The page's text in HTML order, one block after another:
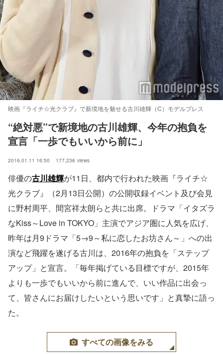
映画『ライチ☆光クラブ』で新境地を魅せる古川雄輝（C）モデルプレス
“絶対悪”で新境地の古川雄輝、今年の抱負を
宣言「一歩でもいいから前に」
2016.01.11 16:50 177,236 views
俳優の古川雄輝が11日、都内で行われた映画『ライチ☆
光クラブ』（2月13日公開）の公開収録イベント及び会見
に野村周平、間宮祥太朗らと共に出席。ドラマ「イタズラ
なKiss～Love in TOKYO」主演でアジア圏に人気を広げ、
昨年は月9ドラマ「5→9～私に恋したお坊さん～」への出
演など飛躍を遂げる古川は、2016年の抱負を「ステップ
アップ」と宣言。「毎年掲げている目標ですが、2015年
よりも一歩でもいいから前に進んで、いい作品に出会っ
て、皆さんにお届けしたいという思いです」と真摯に語っ
た。
すべての画像をみる